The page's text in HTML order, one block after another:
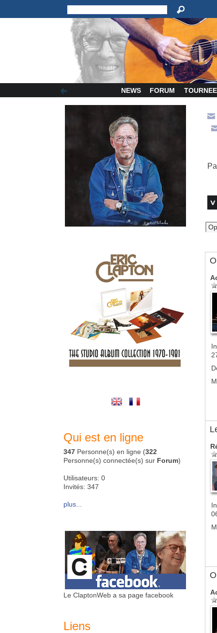
NEWS FORUM TOURNEE
Qui est en ligne
347 Personne(s) en ligne (322
Personne(s) connectée(s) sur Forum)
Utilisateurs: 0
Invités: 347
plus...
Le ClaptonWeb a sa page facebook
Liens